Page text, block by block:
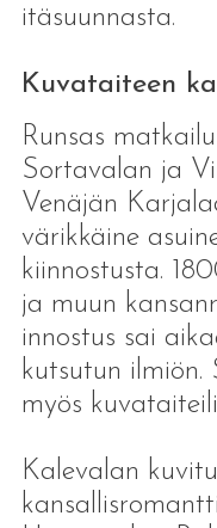
itäsuunnasta.
Kuvataiteen
Runsas
Sortavalan ja
Venäjän
värikkäine
kiinnostusta.
ja muun
innostus sai
kutsutun ilmiön.
myös
Kalevalan